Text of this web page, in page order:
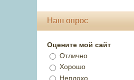
Наш опрос
Оцените мой сайт
Отлично
Хорошо
Неплохо